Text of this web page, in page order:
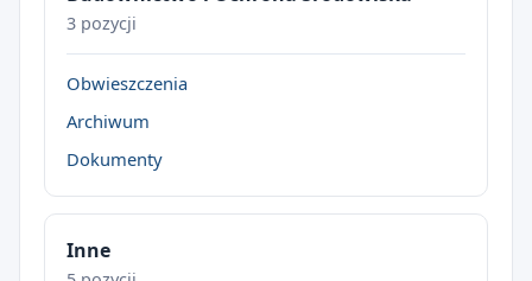
3 pozycji
Obwieszczenia
Archiwum
Dokumenty
Inne